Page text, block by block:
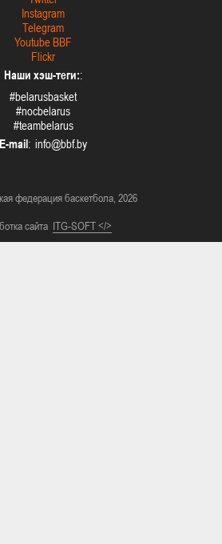
Instagram
Telegram
Youtube BBF
Flickr
Наши хэш-теги::
#belarusbasket
#nocbelarus
#teambelarus
E-mail:
федерация баскетбола, 2026
сайта ITG-SOFT </>